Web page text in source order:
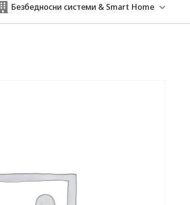
Безбедносни системи & Smart Home